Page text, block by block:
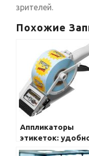
зрителей.
Похожие
Аппликаторы
этикеток:
решение для